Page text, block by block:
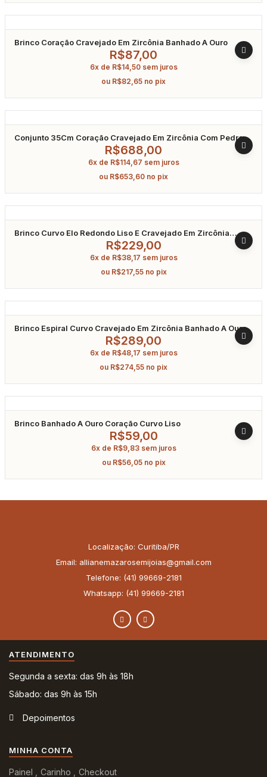
Brinco Coração Cravejado Em Zircônia Banhado A Ouro
R$87,00
6x de R$14,50 sem juros
ou R$82,65 no pix
Conjunto 35Cm Coração Cravejado Em Zircônia Com Pedra
Água Marinha Banhado A Ródio
R$688,00
6x de R$114,67 sem juros
ou R$653,60 no pix
Brinco Curvo Elo Redondo Liso E Cravejado Em Zircônia
R$229,00
6x de R$38,17 sem juros
ou R$217,55 no pix
Brinco Espiral Curvo Cravejado Em Zircônia Banhado A Ouro
R$289,00
6x de R$48,17 sem juros
ou R$274,55 no pix
Brinco Banhado A Ouro Coração Curvo Liso
R$59,00
6x de R$9,83 sem juros
ou R$56,05 no pix
Localização: Curitiba/PR
Email: allianemazarosemijoias@gmail.com
Telefone: (41) 99669-2181
Whatsapp: (41) 99669-2181
ATENDIMENTO
Segunda a sexta: das 9h às 18h
Sábado: das 9h às 15h
Depoimentos
MINHA CONTA
Painel Carinho Checkout